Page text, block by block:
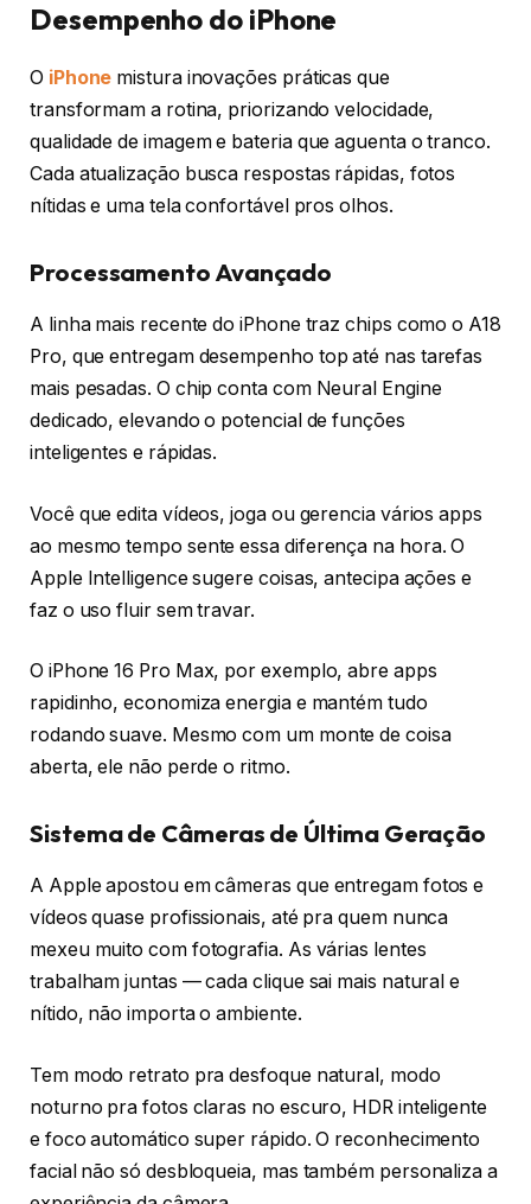
Desempenho do iPhone
O iPhone mistura inovações práticas que
transformam a rotina, priorizando velocidade,
qualidade de imagem e bateria que aguenta o tranco.
Cada atualização busca respostas rápidas, fotos
nítidas e uma tela confortável pros olhos.
Processamento Avançado
A linha mais recente do iPhone traz chips como o A18
Pro, que entregam desempenho top até nas tarefas
mais pesadas. O chip conta com Neural Engine
dedicado, elevando o potencial de funções
inteligentes e rápidas.
Você que edita vídeos, joga ou gerencia vários apps
ao mesmo tempo sente essa diferença na hora. O
Apple Intelligence sugere coisas, antecipa ações e
faz o uso fluir sem travar.
O iPhone 16 Pro Max, por exemplo, abre apps
rapidinho, economiza energia e mantém tudo
rodando suave. Mesmo com um monte de coisa
aberta, ele não perde o ritmo.
Sistema de Câmeras de Última Geração
A Apple apostou em câmeras que entregam fotos e
vídeos quase profissionais, até pra quem nunca
mexeu muito com fotografia. As várias lentes
trabalham juntas — cada clique sai mais natural e
nítido, não importa o ambiente.
Tem modo retrato pra desfoque natural, modo
noturno pra fotos claras no escuro, HDR inteligente
e foco automático super rápido. O reconhecimento
facial não só desbloqueia, mas também personaliza a